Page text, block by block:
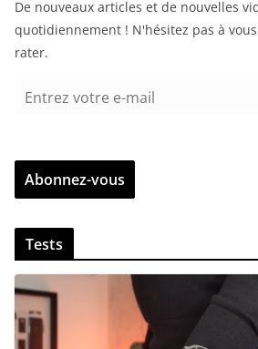
De nouveaux articles et de nouvelles
quotidiennement ! N'hésitez pas à
rater.
r
z
v
t
r
e
e
Abonnez-vous
Tests